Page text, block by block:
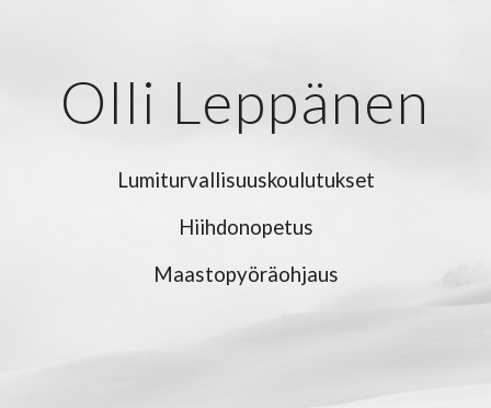
Olli Leppänen
Lumiturvallisuuskoulutukset
Hiihdonopetus
Maastopyöräohjaus